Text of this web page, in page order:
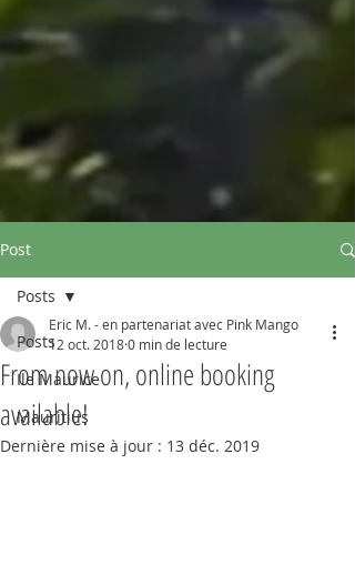
Post
Posts
Ile Maurice
Mauritius
Posts
From now on, online booking
available!
Eric M. - en partenariat avec Pink Mango
12 oct. 20180 min de lecture
Dernière mise à jour : 13 déc. 2019